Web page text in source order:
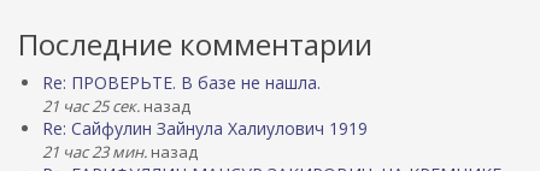
Последние комментарии
Re: ПРОВЕРЬТЕ. В базе не нашла.
21 час 25 сек. назад
Re: Сайфулин Зайнула Халиулович 1919
21 час 23 мин. назад